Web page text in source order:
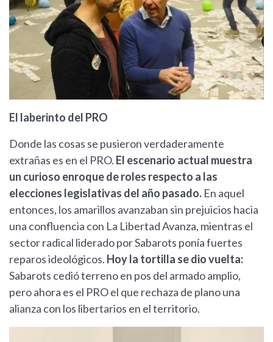
El laberinto del PRO
Donde las cosas se pusieron verdaderamente
extrañas es en el PRO. El escenario actual muestra
un curioso enroque de roles respecto a las
elecciones legislativas del año pasado. En aquel
entonces, los amarillos avanzaban sin prejuicios hacia
una confluencia con La Libertad Avanza, mientras el
sector radical liderado por Sabarots ponía fuertes
reparos ideológicos. Hoy la tortilla se dio vuelta:
Sabarots cedió terreno en pos del armado amplio,
pero ahora es el PRO el que rechaza de plano una
alianza con los libertarios en el territorio.